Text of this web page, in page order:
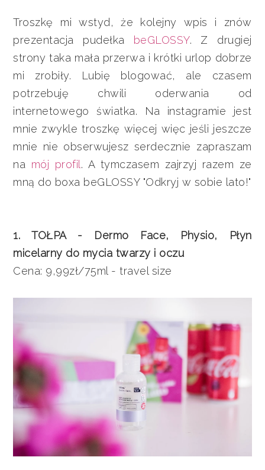
Troszkę mi wstyd, że kolejny wpis i znów
prezentacja pudełka beGLOSSY. Z drugiej
strony taka mała przerwa i krótki urlop dobrze
mi zrobiły. Lubię blogować, ale czasem
potrzebuję chwili oderwania od
internetowego światka. Na instagramie jest
mnie zwykle troszkę więcej więc jeśli jeszcze
mnie nie obserwujesz serdecznie zapraszam
na mój profil. A tymczasem zajrzyj razem ze
mną do boxa beGLOSSY "Odkryj w sobie lato!"
1. TOŁPA - Dermo Face, Physio, Płyn
micelarny do mycia twarzy i oczu
Cena: 9,99zł/75ml - travel size